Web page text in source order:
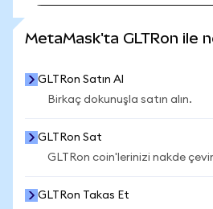
MetaMask'ta GLTRon ile
GLTRon Satın Al
Birkaç dokunuşla satın alın.
GLTRon Sat
GLTRon coin'lerinizi nakde
GLTRon Takas Et